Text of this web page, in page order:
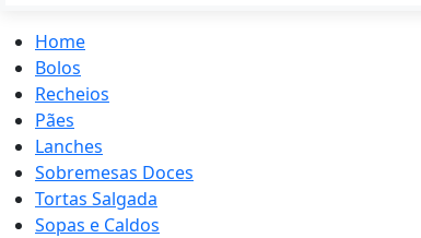
Home
Bolos
Recheios
Pães
Lanches
Sobremesas Doces
Tortas Salgada
Sopas e Caldos